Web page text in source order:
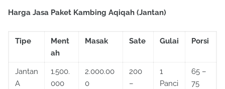
Harga Jasa Paket Kambing Aqiqah (Jantan)
Tipe
Ment
ah
Masak Sate Gulai Porsi
Jantan
A
1.500.
000
2.000.00
0
200
–
1
Panci
65 –
75